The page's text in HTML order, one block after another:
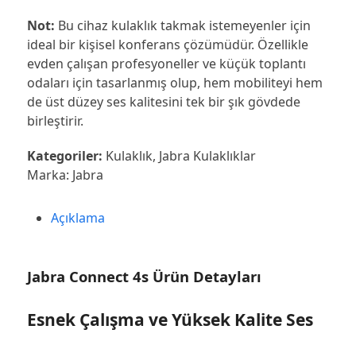
Not: Bu cihaz kulaklık takmak istemeyenler için
ideal bir kişisel konferans çözümüdür. Özellikle
evden çalışan profesyoneller ve küçük toplantı
odaları için tasarlanmış olup, hem mobiliteyi hem
de üst düzey ses kalitesini tek bir şık gövdede
birleştirir.
Kategoriler: Kulaklık, Jabra Kulaklıklar
Marka: Jabra
Açıklama
Jabra Connect 4s Ürün Detayları
Esnek Çalışma ve Yüksek Kalite Ses